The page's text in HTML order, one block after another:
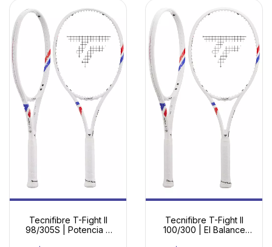
Tecnifibre T-Fight II
98/305S | Potencia y
Tecnifibre T-Fight II
100/300 | El Balance